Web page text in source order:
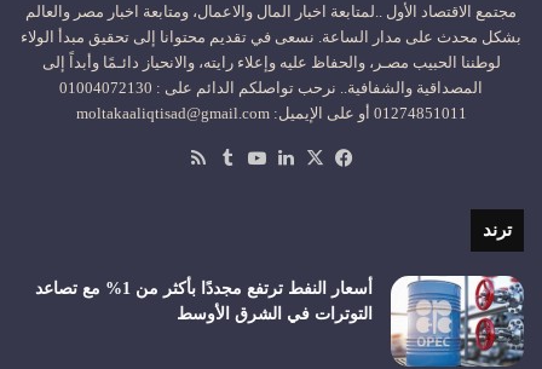
مجتمع الاقتصاد الأول ..لمتابعة اخبار المال والاعمال، ومتابعة اخبار مصر والعالم
بشكل محدث على مدار الساعة. نسعى في تقديم محتوانا إلى تحقيق مبدأ الولاء
لوطننا الحبيب مصـر، والحفاظ عليه وإعلاء رايته، والانحياز دائـمًا وأبداً إلى
المصداقية والشفافية.. نرحب تواصلكم الدائم على : 01004072130
01274851011 أو على الإيميل: moltakaaliqtisad@gmail.com
فيسبوك
‫X لينكدإن‫YouTube
ترند
أسعار النفط ترتفع مجددًا بأكثر من 1% مع تصاعد
التوترات في الشرق الأوسط